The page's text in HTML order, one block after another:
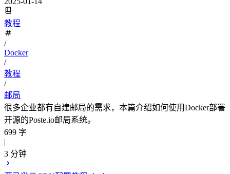
教程
/
Docker
/
教程
/
邮局
很多企业都有自建邮局的需求，本篇介绍如何使用Docker部署
开源的Poste.io邮局系统。
699 字
|
3 分钟